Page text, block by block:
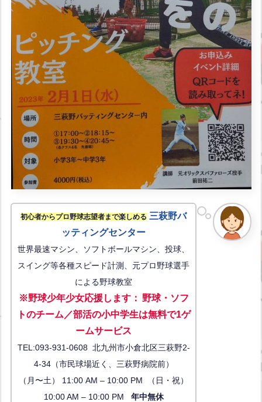
初心者からプロ野球志望者まで楽しめる 三萩野バ
ッティングセンター
世界最速マシン、ソフトボールマシン、投球、
スイング等各種スピード計測、元プロ野球選手
による野球教室
※野球少年少女応援します： 野球・ソフ
トのチーム／部活の小中学生は無料で1ゲ
ームサービス
TEL:093-931-0608 北九州市小倉北区三萩野2-
4-34（市民球場近く、三萩野病院前）
（月〜土） 11:00 AM – 10:00 PM （日・祝）
10:00 AM – 10:00 PM 年中無休